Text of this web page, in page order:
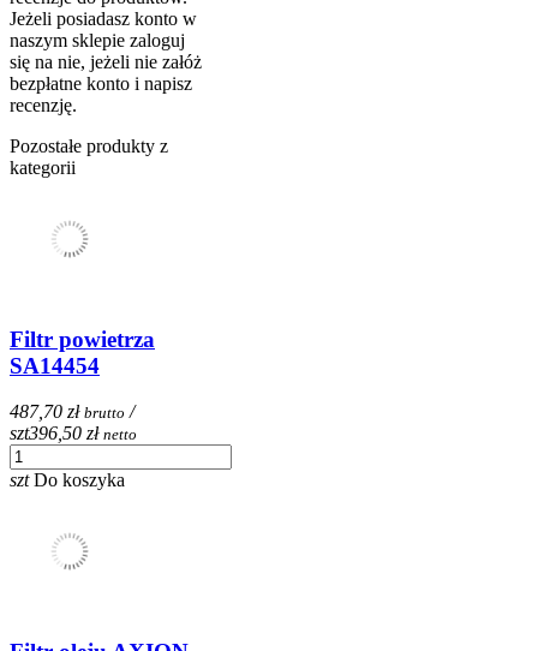
Jeżeli posiadasz konto w
naszym sklepie zaloguj
się na nie, jeżeli nie załóż
bezpłatne konto i napisz
recenzję.
Pozostałe produkty z
kategorii
Filtr powietrza
SA14454
487,70 zł brutto /
szt396,50 zł netto
szt Do koszyka